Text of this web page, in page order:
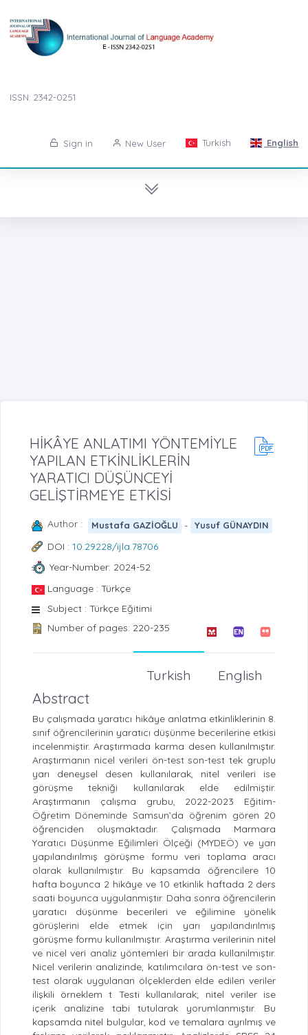
ISSN: 2342-0251
Sign in New User Turkish English
HİKÂYE ANLATIMI YÖNTEMİYLE
YAPILAN ETKİNLİKLERİN
YARATICI DÜŞÜNCEYİ
GELİŞTİRMEYE ETKİSİ
Author : Mustafa GAZİOĞLU - Yusuf GÜNAYDIN
DOI : 10.29228/ijla.78706
Year-Number: 2024-52
Language : Türkçe
Subject : Türkçe Eğitimi
Number of pages: 220-235
English
Turkish
Abstract
Bu çalışmada yaratıcı hikâye anlatma etkinliklerinin 8.
sınıf öğrencilerinin yaratıcı düşünme becerilerine etkisi
incelenmiştir. Araştırmada karma desen kullanılmıştır.
Araştırmanın nicel verileri ön-test son-test tek gruplu
yarı deneysel desen kullanılarak, nitel verileri ise
görüşme tekniği kullanılarak elde edilmiştir.
Araştırmanın çalışma grubu, 2022-2023 Eğitim-
Öğretim Döneminde Samsun’da öğrenim gören 20
öğrenciden oluşmaktadır. Çalışmada Marmara
Yaratıcı Düşünme Eğilimleri Ölçeği (MYDEÖ) ve yarı
yapılandırılmış görüşme formu veri toplama aracı
olarak kullanılmıştır. Bu kapsamda öğrencilere 10
hafta boyunca 2 hikâye ve 10 etkinlik haftada 2 ders
saati boyunca uygulanmıştır. Daha sonra öğrencilerin
yaratıcı düşünme becerileri ve eğilimine yönelik
görüşlerini elde etmek için yarı yapılandırılmış
görüşme formu kullanılmıştır. Araştırma verilerinin nitel
ve nicel veri analiz yöntemleri bir arada kullanılmıştır.
Nicel verilerin analizinde, katılımcılara ön-test ve son-
test olarak uygulanan ölçeklerden elde edilen veriler
ilişkili örneklem t Testi kullanılarak; nitel veriler ise
içerik analizine tabi tutularak yorumlanmıştır. Bu
kapsamda nitel bulgular, kod ve temalara ayrılmış ve